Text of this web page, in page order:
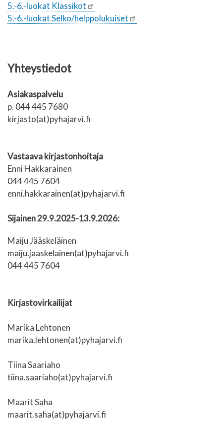
5.-6.-luokat Klassikot
5.-6.-luokat Selko/helppolukuiset
Yhteystiedot
Asiakaspalvelu
p. 044 445 7680
kirjasto(at)pyhajarvi.fi
Vastaava kirjastonhoitaja
Enni Hakkarainen
044 445 7604
enni.hakkarainen(at)pyhajarvi.fi
Sijainen 29.9.2025-13.9.2026:
Maiju Jääskeläinen
maiju.jaaskelainen(at)pyhajarvi.fi
044 445 7604
Kirjastovirkailijat
Marika Lehtonen
marika.lehtonen(at)pyhajarvi.fi
Tiina Saariaho
tiina.saariaho(at)pyhajarvi.fi
Maarit Saha
maarit.saha(at)pyhajarvi.fi